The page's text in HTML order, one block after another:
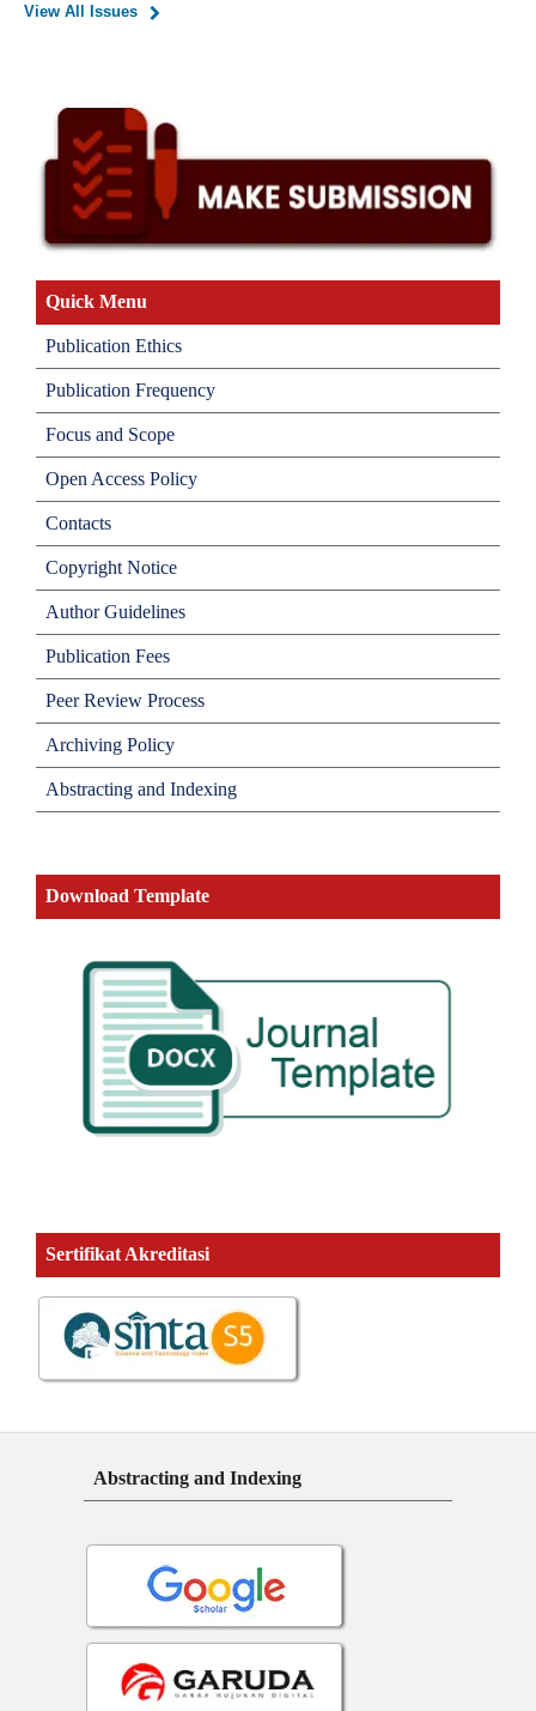
View All Issues
Quick Menu
Publication Ethics
Publication Frequency
Focus and Scope
Open Access Policy
Contacts
Copyright Notice
Author Guidelines
Publication Fees
Peer Review Process
Archiving Policy
Abstracting and Indexing
Download Template
Sertifikat Akreditasi
Abstracting and Indexing